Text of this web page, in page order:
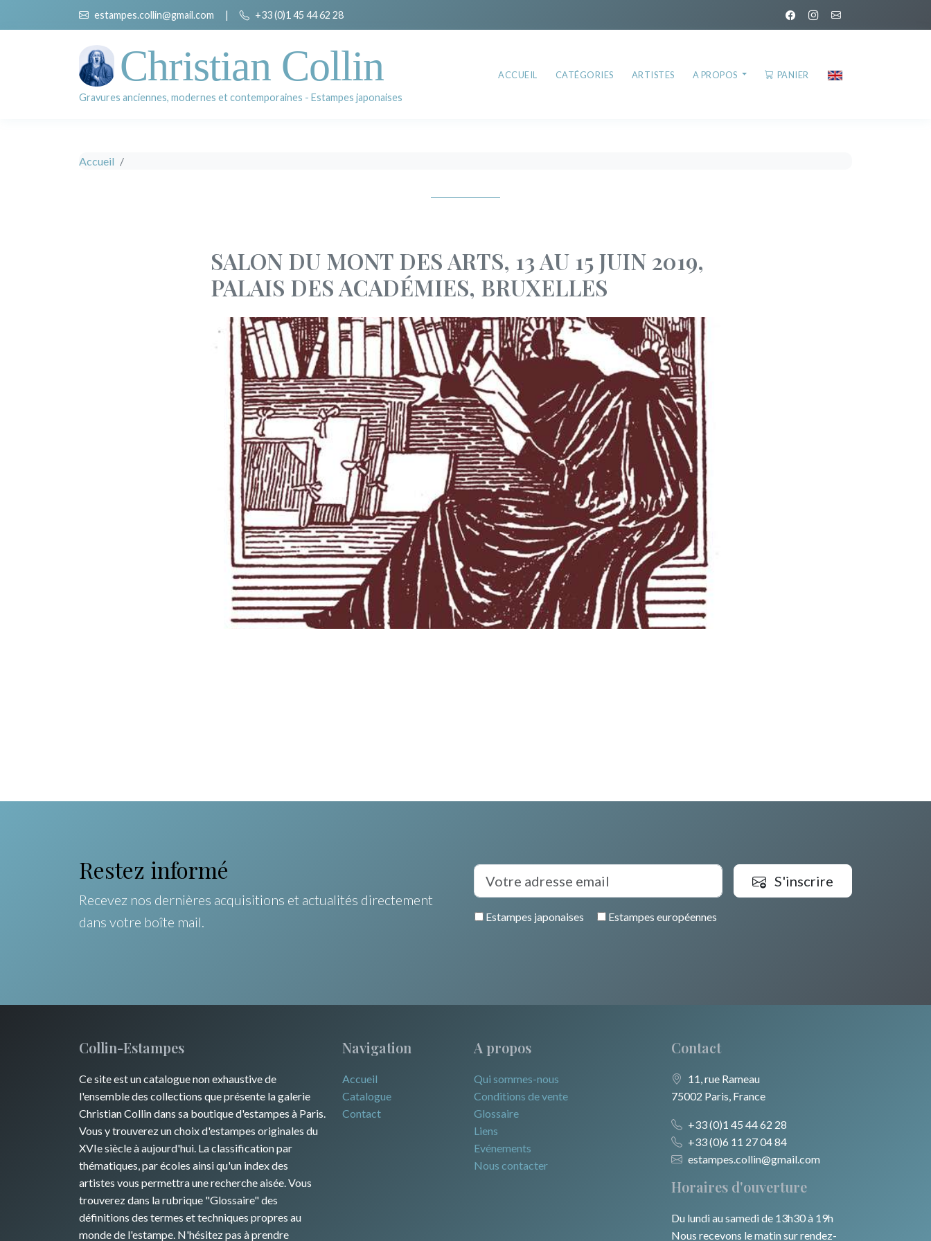
estampes.collin@gmail.com | +33 (0)1 45 44 62 28
Christian Collin
Gravures anciennes, modernes et contemporaines - Estampes japonaises
ACCUEIL CATÉGORIES ARTISTES A PROPOS PANIER
Accueil
SALON DU MONT DES ARTS, 13 AU 15 JUIN 2019,
PALAIS DES ACADÉMIES, BRUXELLES
Restez informé
Recevez nos dernières acquisitions et actualités directement
dans votre boîte mail.
Estampes japonaises Estampes européennes
S'inscrire
Collin-Estampes
Ce site est un catalogue non exhaustive de
l'ensemble des collections que présente la galerie
Christian Collin dans sa boutique d'estampes à Paris.
Vous y trouverez un choix d'estampes originales du
XVIe siècle à aujourd'hui. La classification par
thématiques, par écoles ainsi qu'un index des
artistes vous permettra une recherche aisée. Vous
trouverez dans la rubrique "Glossaire" des
définitions des termes et techniques propres au
monde de l'estampe. N'hésitez pas à prendre
Navigation
Accueil
Catalogue
Contact
A propos
Qui sommes-nous
Conditions de vente
Glossaire
Liens
Evénements
Nous contacter
Contact
11, rue Rameau
75002 Paris, France
+33 (0)1 45 44 62 28
+33 (0)6 11 27 04 84
estampes.collin@gmail.com
Horaires d'ouverture
Du lundi au samedi de 13h30 à 19h
Nous recevons le matin sur rendez-